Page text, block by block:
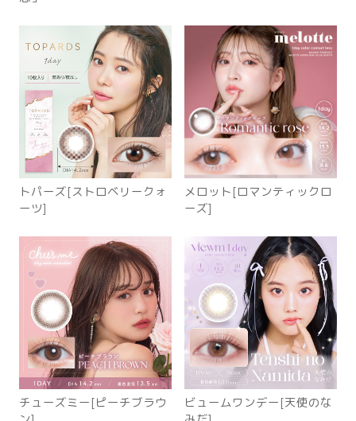
トパーズ[ストロベリークォ
ーツ]
メロット[ロマンティックロ
ーズ]
チューズミー[ピーチブラウ
ビュームワンデー[天使のな